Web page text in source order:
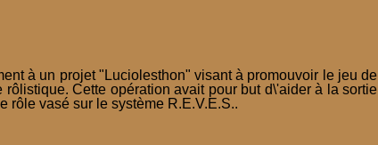
à un projet "Luciolesthon" visant à promouvoir le jeu de
Cette opération avait pour but d\'aider à la sortie
rôle vasé sur le système R.E.V.E.S..